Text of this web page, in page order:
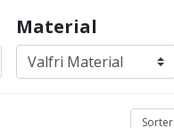
Material